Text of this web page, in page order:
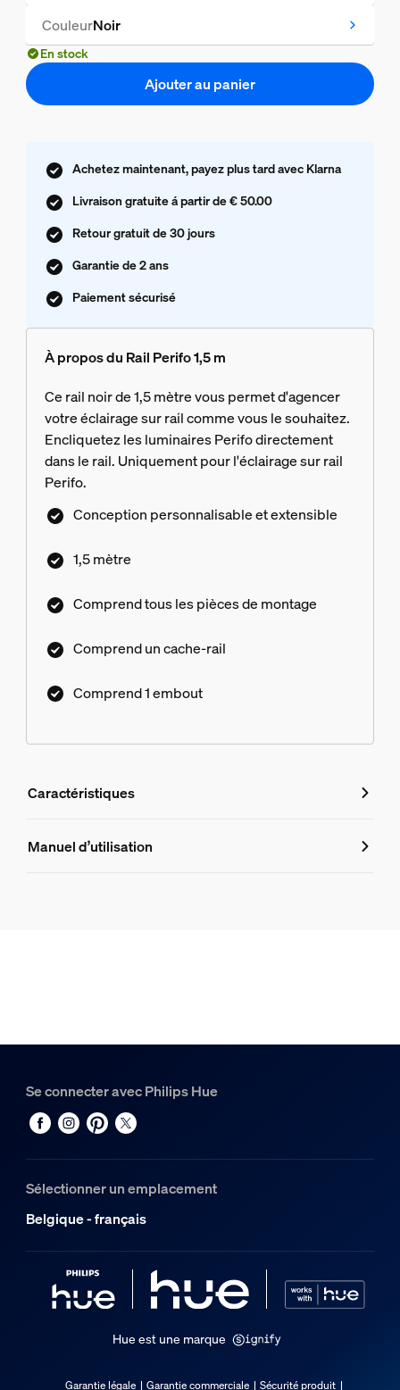
CouleurNoir
En stock
Ajouter au panier
Achetez maintenant, payez plus tard avec Klarna
Livraison gratuite á partir de € 50.00
Retour gratuit de 30 jours
Garantie de 2 ans
Paiement sécurisé
À propos du Rail Perifo 1,5 m
Ce rail noir de 1,5 mètre vous permet d'agencer
votre éclairage sur rail comme vous le souhaitez.
Encliquetez les luminaires Perifo directement
dans le rail. Uniquement pour l'éclairage sur rail
Perifo.
Conception personnalisable et extensible
1,5 mètre
Comprend tous les pièces de montage
Comprend un cache-rail
Comprend 1 embout
Caractéristiques
Caractéristiques
Matériaux
Divers
Autre
Dimensions et poids de l’emballage
Code barre produit
8719514407329
0,67 kg
Manuel d’utilisation
Se connecter avec Philips Hue
Sélectionner un emplacement
Belgique - français
Hue est une marque
Garantie légale Garantie commerciale Sécurité produit